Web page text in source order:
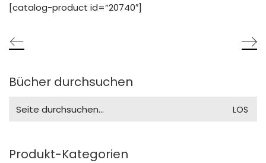
[catalog-product id=“20740″]
Bücher durchsuchen
for:
Produkt-Kategorien